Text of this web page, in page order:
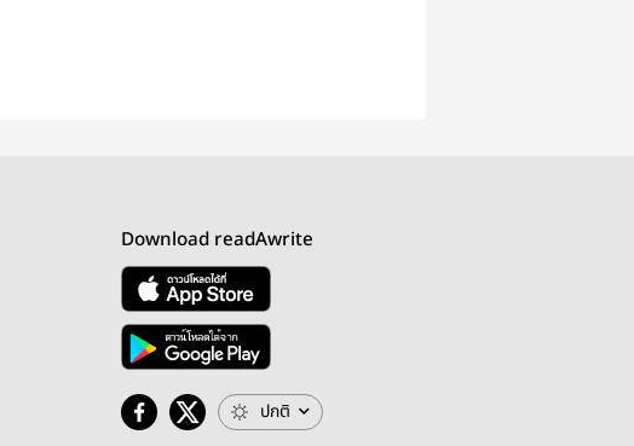
Download readAwrite
ปกติ